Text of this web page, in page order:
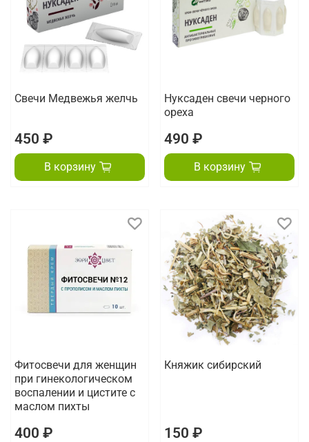
Свечи Медвежья желчь
450 ₽
В корзину
Нуксаден свечи черного
ореха
490 ₽
В корзину
Фитосвечи для женщин
при гинекологическом
воспалении и цистите с
маслом пихты
400 ₽
Княжик сибирский
150 ₽